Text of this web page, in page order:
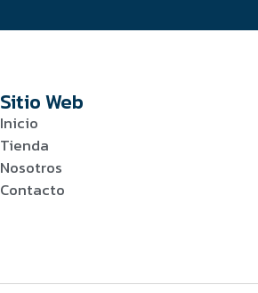
Sitio Web
Inicio
Tienda
Nosotros
Contacto